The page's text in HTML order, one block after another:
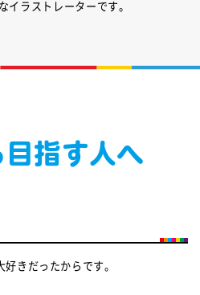
イラストレーターです。
指す人へ
きだったからです。